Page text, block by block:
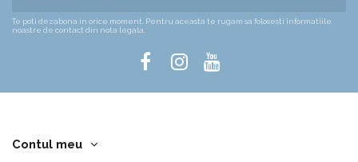
Te poti dezabona in orice moment. Pentru aceasta te rugam sa folosesti informatiile
noastre de contact din nota legala.
Contul meu